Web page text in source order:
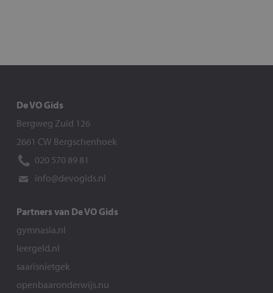
De VO Gids
Bergweg Zuid 126
2661 CW Bergschenhoek
020 570 89 81
info@devogids.nl
Partners van De VO Gids
gymnasia.nl
leergeld.nl
saarisnietgek
openbaaronderwijs.nu